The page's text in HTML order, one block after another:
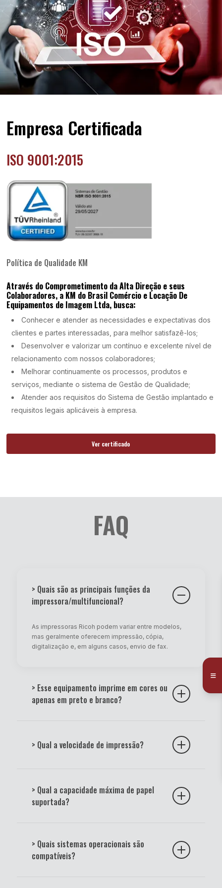
Empresa Certificada
ISO 9001:2015
Política de Qualidade KM
Através do Comprometimento da Alta Direção e seus
Colaboradores, a KM do Brasil Comércio e Locação De
Equipamentos de Imagem Ltda, busca:
Conhecer e atender as necessidades e expectativas dos
clientes e partes interessadas, para melhor satisfazê-los;
Desenvolver e valorizar um contínuo e excelente nível de
relacionamento com nossos colaboradores;
Melhorar continuamente os processos, produtos e
serviços, mediante o sistema de Gestão de Qualidade;
Atender aos requisitos do Sistema de Gestão implantado e
requisitos legais aplicáveis à empresa.
Ver certificado
FAQ
> Quais são as principais funções da
impressora/multifuncional?
As impressoras Ricoh podem variar entre modelos,
mas geralmente oferecem impressão, cópia,
digitalização e, em alguns casos, envio de fax.
> Esse equipamento imprime em cores ou
apenas em preto e branco?
modelos coloridos. A descrição técnica do produto
indica essa especificação.
> Qual a velocidade de impressão?
sempre as especificações técnicas do equipamento.
> Qual a capacidade máxima de papel
suportada?
A4 até ofício e envelopes.
> Quais sistemas operacionais são
compatíveis?